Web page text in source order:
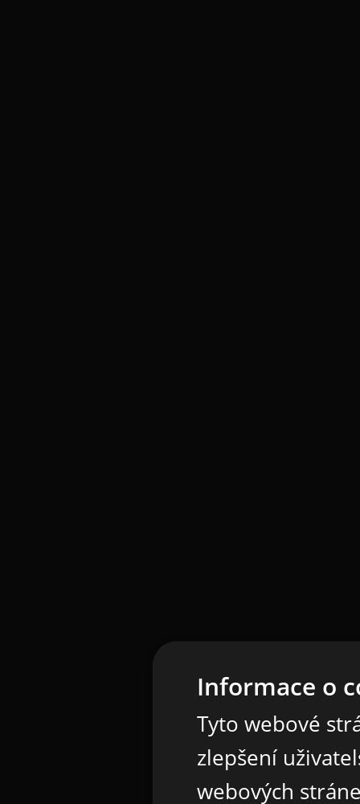
Informace o
Tyto webové
zlepšení
webových